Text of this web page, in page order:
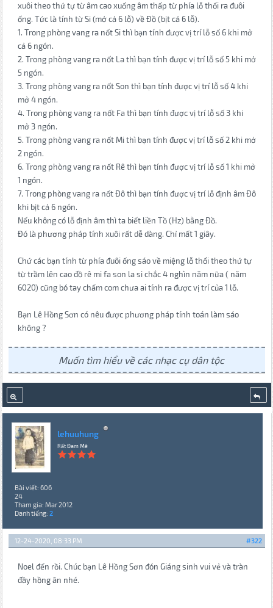
xuôi theo thứ tự từ âm cao xuống âm thấp từ phía lỗ thổi ra đuôi
ống. Tức là tính từ Si (mở cả 6 lỗ) về Đồ (bịt cả 6 lỗ).
1. Trong phòng vang ra nốt Si thì bạn tính được vị trí lỗ số 6 khi mở
cả 6 ngón.
2. Trong phòng vang ra nốt La thì bạn tính được vị trí lỗ số 5 khi mở
5 ngón.
3. Trong phòng vang ra nốt Son thì bạn tính được vị trí lỗ số 4 khi
mở 4 ngón.
4. Trong phòng vang ra nốt Fa thì bạn tính được vị trí lỗ số 3 khi
mở 3 ngón.
5. Trong phòng vang ra nốt Mi thì bạn tính được vị trí lỗ số 2 khi mở
2 ngón.
6. Trong phòng vang ra nốt Rê thì bạn tính được vị trí lỗ số 1 khi mở
1 ngón.
7. Trong phòng vang ra nốt Đô thì bạn tính được vị trí lỗ định âm Đô
khi bịt cả 6 ngón.
Nếu không có lỗ định âm thì ta biết liền Tồ (Hz) bằng Đồ.
Đó là phương pháp tính xuôi rất dễ dàng. Chỉ mất 1 giây.
Chứ các bạn tính từ phía đuôi ống sáo về miệng lỗ thổi theo thứ tự
từ trầm lên cao đồ rê mi fa son la si chắc 4 nghìn năm nữa ( năm
6020) cũng bó tay chấm com chưa ai tính ra được vị trí của 1 lỗ.
Bạn Lê Hồng Sơn có nêu được phương pháp tính toán làm sáo
không ?
Muốn tìm hiểu về các nhạc cụ dân tộc
lehuuhung
Rất Đam Mê
Bài viết: 606
24
Tham gia: Mar 2012
Danh tiếng: 2
#322
12-24-2020, 08:33 PM
Noel đến rồi. Chúc bạn Lê Hồng Sơn đón Giáng sinh vui vẻ và tràn
đầy hồng ân nhé.